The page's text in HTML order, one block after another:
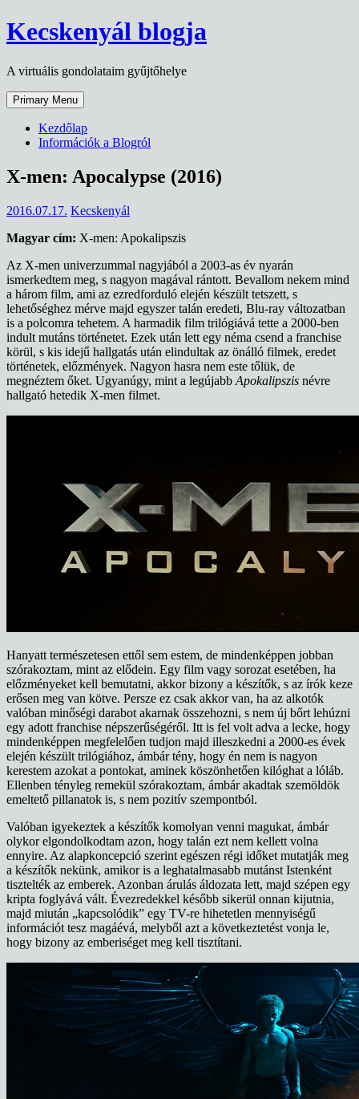
Skip
to
Kecskenyál blogja
A virtuális gondolataim gyűjtőhelye
Primary Menu
Kezdőlap
Információk a Blogról
X-men: Apocalypse (2016)
2016.07.17. Kecskenyál
Magyar cím: X-men: Apokalipszis
Az X-men univerzummal nagyjából a 2003-as év nyarán
ismerkedtem meg, s nagyon magával rántott. Bevallom nekem mind
a három film, ami az ezredforduló elején készült tetszett, s
lehetőséghez mérve majd egyszer talán eredeti, Blu-ray változatban
is a polcomra tehetem. A harmadik film trilógiává tette a 2000-ben
indult mutáns történetet. Ezek után lett egy néma csend a franchise
körül, s kis idejű hallgatás után elindultak az önálló filmek, eredet
történetek, előzmények. Nagyon hasra nem este tőlük, de
megnéztem őket. Ugyanúgy, mint a legújabb Apokalipszis névre
hallgató hetedik X-men filmet.
Hanyatt természetesen ettől sem estem, de mindenképpen jobban
szórakoztam, mint az elődein. Egy film vagy sorozat esetében, ha
előzményeket kell bemutatni, akkor bizony a készítők, s az írók keze
erősen meg van kötve. Persze ez csak akkor van, ha az alkotók
valóban minőségi darabot akarnak összehozni, s nem új bőrt lehúzni
egy adott franchise népszerűségéről. Itt is fel volt adva a lecke, hogy
mindenképpen megfelelően tudjon majd illeszkedni a 2000-es évek
elején készült trilógiához, ámbár tény, hogy én nem is nagyon
kerestem azokat a pontokat, aminek köszönhetően kilóghat a lóláb.
Ellenben tényleg remekül szórakoztam, ámbár akadtak szemöldök
emeltető pillanatok is, s nem pozitív szempontból.
Valóban igyekeztek a készítők komolyan venni magukat, ámbár
olykor elgondolkodtam azon, hogy talán ezt nem kellett volna
ennyire. Az alapkoncepció szerint egészen régi időket mutatják meg
a készítők nekünk, amikor is a leghatalmasabb mutánst Istenként
tisztelték az emberek. Azonban árulás áldozata lett, majd szépen egy
kripta foglyává vált. Évezredekkel később sikerül onnan kijutnia,
majd miután „kapcsolódik” egy TV-re hihetetlen mennyiségű
információt tesz magáévá, melyből azt a következtetést vonja le,
hogy bizony az emberiséget meg kell tisztítani.